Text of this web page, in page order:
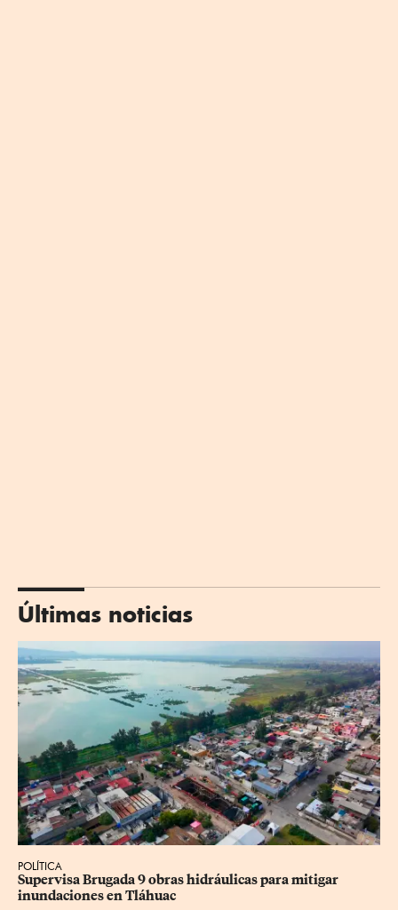
Últimas noticias
POLÍTICA
Supervisa Brugada 9 obras hidráulicas para mitigar
inundaciones en Tláhuac